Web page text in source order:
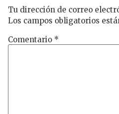
Tu dirección de correo
Los campos obligatorios
Comentario *